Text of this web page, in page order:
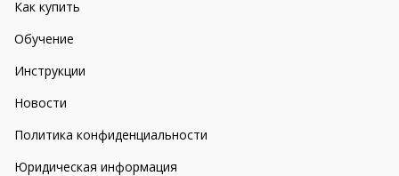
Как купить
Обучение
Инструкции
Новости
Политика конфиденциальности
Юридическая информация